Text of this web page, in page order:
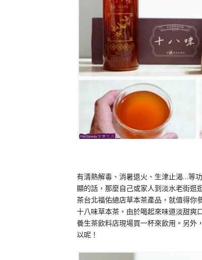
有清熱解毒、消暑退火、生津止渴…等
顯的話，那麼自己或家人到淡水老街逛
茶台北福佑總店草本茶產品，就值得你
十八味草本茶，由於喝起來味道淡甜爽
養生茶飲料店現場買一杯來飲用。另外
以呢！